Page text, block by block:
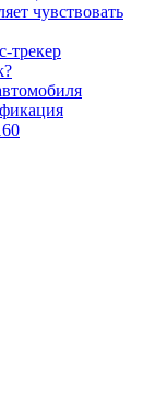
чувствовать
трекер